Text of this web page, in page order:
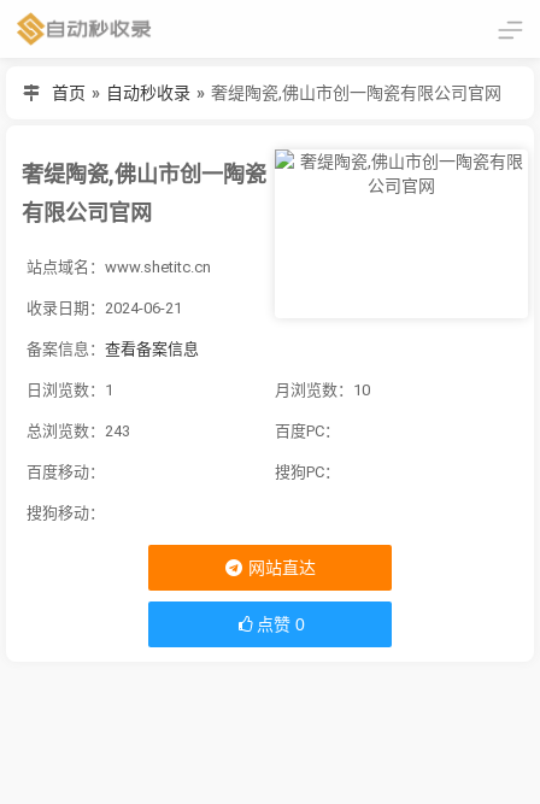
首页 » 自动秒收录 » 奢缇陶瓷,佛山市创一陶瓷有限公司官网
奢缇陶瓷,佛山市创一陶瓷
有限公司官网
站点域名：www.shetitc.cn
收录日期：2024-06-21
备案信息： 查看备案信息
日浏览数：1 月浏览数：10
总浏览数：243 百度PC：
百度移动： 搜狗PC：
搜狗移动：
网站直达
点赞 0